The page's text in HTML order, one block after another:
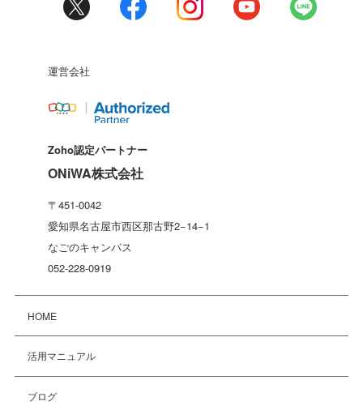
運営会社
Zoho認定パートナー
ONiWA株式会社
〒451-0042
愛知県名古屋市西区那古野2−14−1
なごのキャンパス
052-228-0919
HOME
活用マニュアル
ブログ